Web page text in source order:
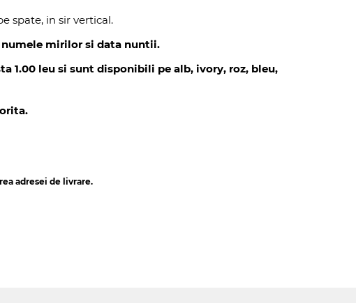
spate, in sir vertical.
numele mirilor si data nuntii.
1.00 leu si sunt disponibili pe alb, ivory, roz, bleu,
adresei de livrare.